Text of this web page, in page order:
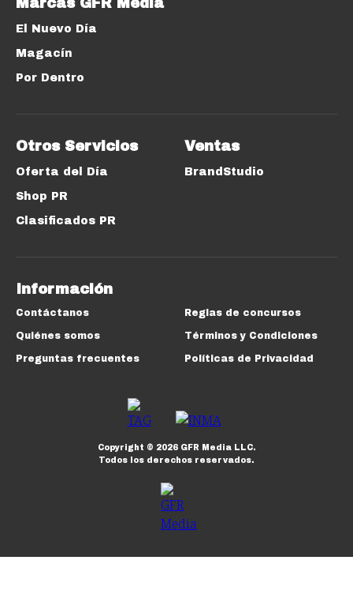
El Nuevo Día
Magacín
Por Dentro
Otros Servicios
Oferta del Día
Shop PR
Clasificados PR
Ventas
BrandStudio
Información
Contáctanos
Quiénes somos
Preguntas frecuentes
Reglas de concursos
Términos y Condiciones
Políticas de Privacidad
Copyright © 2026GFR Media LLC.
Todos los derechos reservados.